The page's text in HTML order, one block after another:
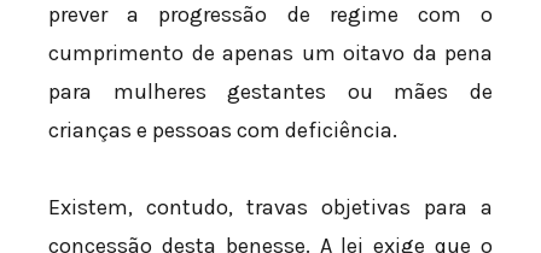
prever a progressão de regime com o
cumprimento de apenas um oitavo da pena
para mulheres gestantes ou mães de
crianças e pessoas com deficiência.
Existem, contudo, travas objetivas para a
concessão desta benesse. A lei exige que o